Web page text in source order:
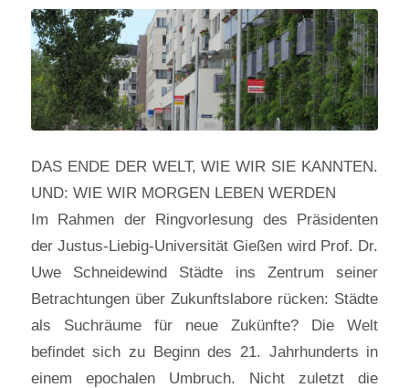
DAS ENDE DER WELT, WIE WIR SIE KANNTEN.
UND: WIE WIR MORGEN LEBEN WERDEN
Im Rahmen der Ringvorlesung des Präsidenten
der Justus-Liebig-Universität Gießen wird Prof. Dr.
Uwe Schneidewind Städte ins Zentrum seiner
Betrachtungen über Zukunftslabore rücken: Städte
als Suchräume für neue Zukünfte? Die Welt
befindet sich zu Beginn des 21. Jahrhunderts in
einem epochalen Umbruch. Nicht zuletzt die